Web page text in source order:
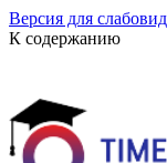
Версия для
К содержанию